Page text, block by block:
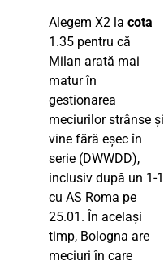
Alegem X2 la cota
1.35 pentru că
Milan arată mai
matur în
gestionarea
meciurilor strânse și
vine fără eșec în
serie (DWWDD),
inclusiv după un 1-1
cu AS Roma pe
25.01. În același
timp, Bologna are
meciuri în care